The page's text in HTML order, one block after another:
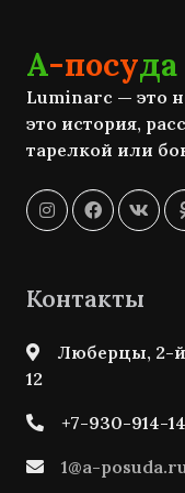
А-посуда
Luminarc — это
это история,
тарелкой или
Контакты
Люберцы, 2-й
12
+7-930-914-
1@a-